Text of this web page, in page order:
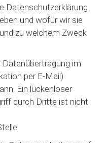
Datenschutzerklärung
und wofür wir sie
zu welchem Zweck
Datenübertragung im
per E-Mail)
Ein lückenloser
durch Dritte ist nicht